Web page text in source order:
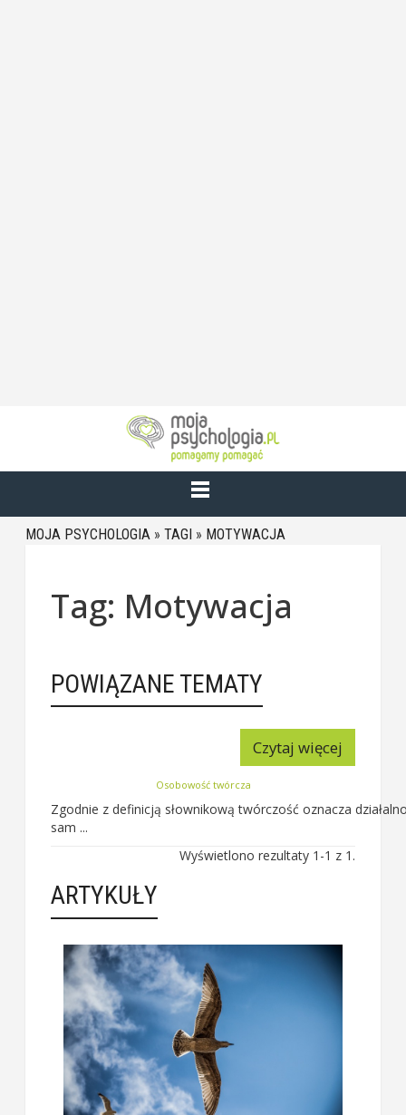
MOJA PSYCHOLOGIA » TAGI » MOTYWACJA
Tag: Motywacja
POWIĄZANE TEMATY
Czytaj więcej
Osobowość twórcza
Zgodnie z definicją słownikową twórczość oznacza
sam ...
Wyświetlono rezultaty 1-1 z 1.
ARTYKUŁY